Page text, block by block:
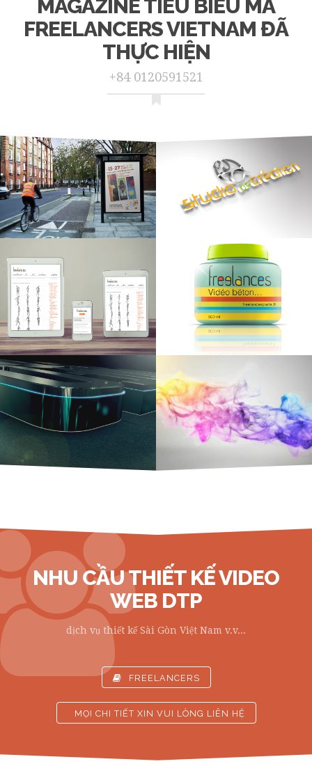
MAGAZINE TIÊU BIỂU MÀ
FREELANCERS VIETNAM ĐÃ
THỰC HIỆN
+84 0120591521
NHU CẦU THIẾT KẾ VIDEO
WEB DTP
dịch vụ thiết kế Sài Gòn Việt Nam v.v...
FREELANCERS
MỌI CHI TIẾT XIN VUI LÒNG LIÊN HỆ